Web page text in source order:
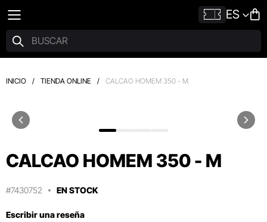
ES
INICIO / TIENDA ONLINE / CALCAO HOMEM 350 - M
CALCAO HOMEM 350 - M
#7430752 EN STOCK
Escribir una reseña